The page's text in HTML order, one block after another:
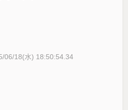
06/18(水) 18:50:54.34